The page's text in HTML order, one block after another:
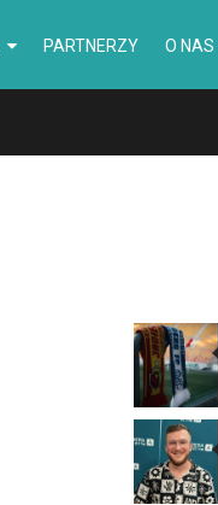
PARTNERZY O NAS